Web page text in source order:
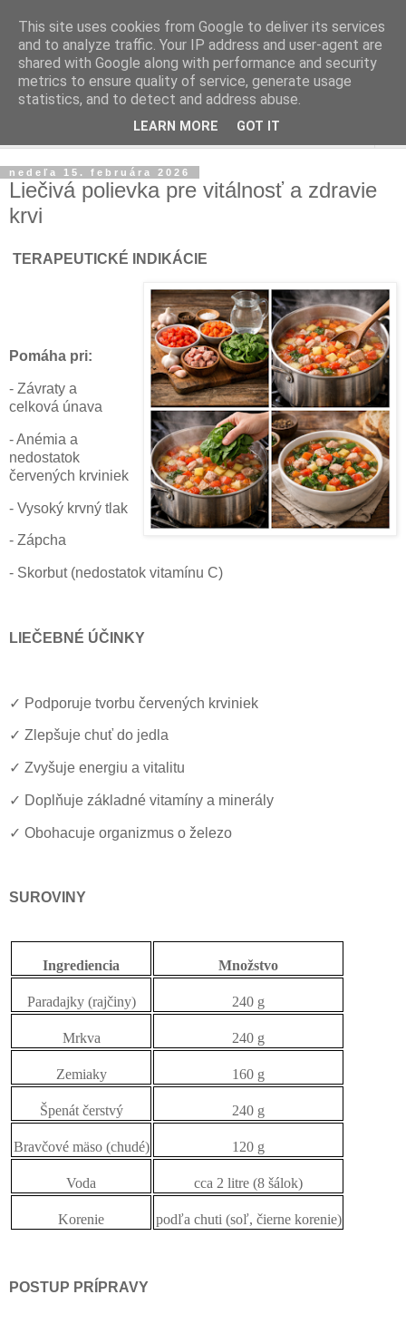
nedeľa 15. februára 2026
Liečivá polievka pre vitálnosť a zdravie
krvi
TERAPEUTICKÉ INDIKÁCIE
Pomáha pri:
- Závraty a
celková únava
- Anémia a
nedostatok
červených krviniek
- Vysoký krvný tlak
- Zápcha
- Skorbut (nedostatok vitamínu C)
LIEČEBNÉ ÚČINKY
✓ Podporuje tvorbu červených krviniek
✓ Zlepšuje chuť do jedla
✓ Zvyšuje energiu a vitalitu
✓ Doplňuje základné vitamíny a minerály
✓ Obohacuje organizmus o železo
SUROVINY
Ingrediencia Množstvo
Paradajky (rajčiny) 240 g
Mrkva 240 g
Zemiaky 160 g
Špenát čerstvý 240 g
Bravčové mäso (chudé) 120 g
Voda cca 2 litre (8 šálok)
Korenie podľa chuti (soľ, čierne korenie)
POSTUP PRÍPRAVY
This site uses cookies from Google to deliver its services
and to analyze traffic. Your IP address and user-agent are
shared with Google along with performance and security
metrics to ensure quality of service, generate usage
statistics, and to detect and address abuse.
LEARN MORE GOT IT